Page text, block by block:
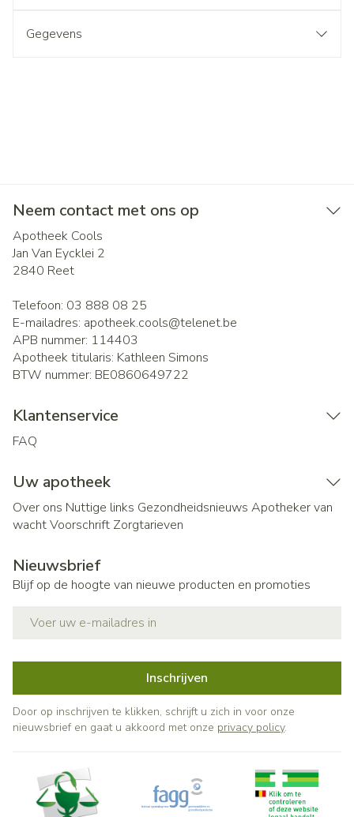
Gegevens
Neem contact met ons op
Apotheek Cools
Jan Van Eycklei 2
2840 Reet
Telefoon: 03 888 08 25
E-mailadres: apotheek.cools@telenet.be
APB nummer: 114403
Apotheek titularis: Kathleen Simons
BTW nummer: BE0860649722
Klantenservice
FAQ
Uw apotheek
Over ons Nuttige links Gezondheidsnieuws Apotheker van
wachtVoorschrift Zorgtarieven
Nieuwsbrief
Blijf op de hoogte van nieuwe producten en promoties
Inschrijven
Door op inschrijven te klikken, schrijft u zich in voor onze
nieuwsbrief en gaat u akkoord met onze privacy policy.